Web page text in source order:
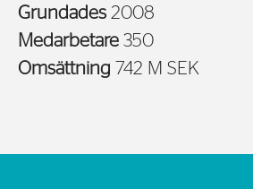
Grundades 2008
Medarbetare 350
Omsättning 742 M SEK